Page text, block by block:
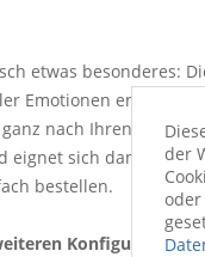
etwas besonderes:
Emotionen
nach Ihren
eignet sich damit
bestellen.
der